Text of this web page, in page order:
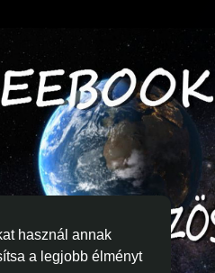
használ annak
a legjobb élményt